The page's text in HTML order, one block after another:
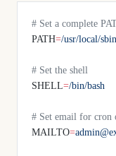
# Set a complete
PATH=/usr/local/
# Set the shell
SHELL=/bin/bash
# Set email for cron
MAILTO=